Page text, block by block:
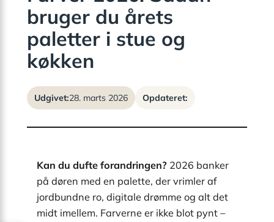
bruger du årets
paletter i stue og
køkken
Udgivet:28. marts 2026 Opdateret:
Kan du dufte forandringen? 2026 banker
på døren med en palette, der vrimler af
jordbundne ro, digitale drømme og alt det
midt imellem. Farverne er ikke blot pynt –